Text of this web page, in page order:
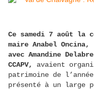
Ce samedi 7 août la
maire Anabel Oncina,
avec Amandine
CCAPV,
avaient
patrimoine de
présenté à un large